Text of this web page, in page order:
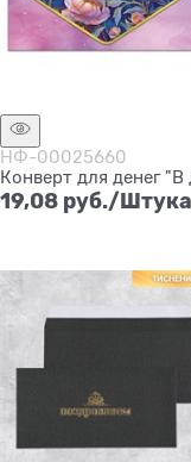
НФ-00025660
Конверт для денег
19,08 руб./Штука